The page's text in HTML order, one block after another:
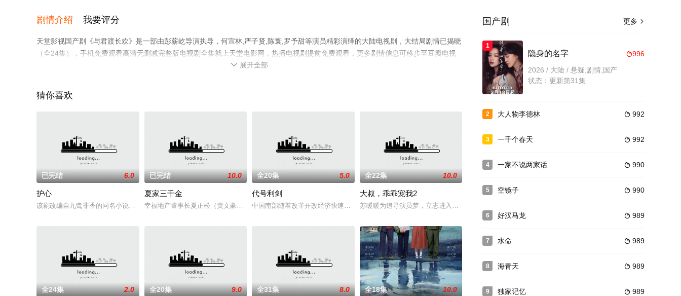
剧情介绍 我要评分
天堂影视国产剧《与君渡长欢》是一部由彭薪屹导演执导，何宣林,严子贤,陈寰,罗予甜等演员精彩演绎的大陆电视剧，大结局剧情已揭晓
（全24集），手机免费观看高清无删减完整版电视剧全集就上天堂电影网，热播电视剧提前免费观看，更多剧情信息可移步至豆瓣电视
 展开全部
猜你喜欢
已完结 6.0
护心
该剧改编自九鹭非香的同名小说，二十年前，天曜（侯明昊 饰）被心爱之人广寒门门主素影抽筋剥骨，并以五行之力封印于四方。机缘巧合之中，天曜于十年
已完结 10.0
夏家三千金
幸福地产董事长夏正松（黄文豪饰）与妻子于靓（郑卫莉饰）结婚三十年，家庭和睦幸福。大女儿夏友善(戚薇饰)亭亭玉立，二女儿夏天美(唐嫣饰)也是出
全20集 5.0
代号利剑
中国南部随着改革开改经济快速发展，跨国黑帮金融犯罪的手法日益昌獗，犯罪分子盗取国库财富的罪行日新月异……为了斩断黑手，稽查惩处洗
全22集 10.0
大叔，乖乖宠我2
苏暖暖为追寻演员梦，立志进入中戏读书。谁知刚进校园就和室友林小曼发生争执，最终二人化干戈为玉帛，
全24集 2.0 全20集 9.0 全31集 8.0 全18集 10.0
更多 
国产剧
1
996
隐身的名字
2026 / 大陆 / 悬疑,剧情,国产
状态：更新第31集
2  992
大人物李德林
3  992
一千个春天
4  990
一家不说两家话
5  990
空镜子
6  989
好汉马龙
7  989
水命
8  989
海青天
9  989
独家记忆